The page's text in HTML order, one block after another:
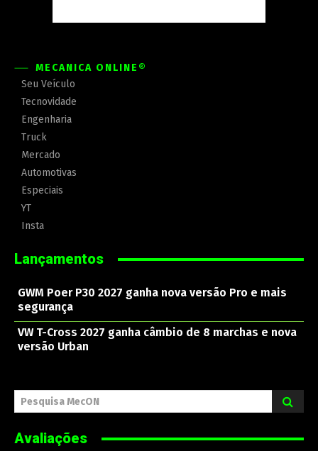
MECÂNICA ONLINE®
Seu Veículo
Tecnovidade
Engenharia
Truck
Mercado
Automotivas
Especiais
YT
Insta
Lançamentos
GWM Poer P30 2027 ganha nova versão Pro e mais
segurança
VW T-Cross 2027 ganha câmbio de 8 marchas e nova
versão Urban
Pesquisa MecON
Avaliações